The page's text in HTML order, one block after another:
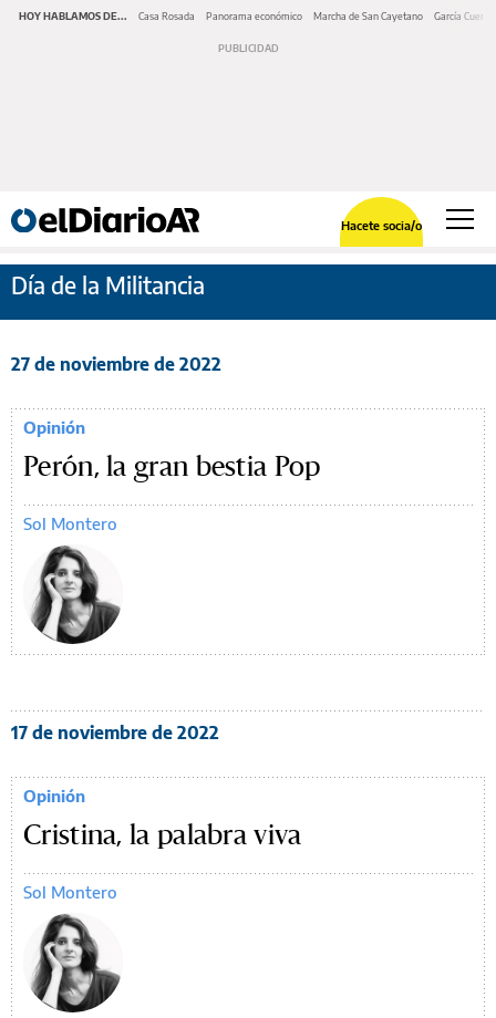
HOY HABLAMOS DE... Casa Rosada Panorama económico Marcha de San Cayetano García Cuerva
Hacete socia/o
Día de la Militancia
27 de noviembre de 2022
Opinión
Perón, la gran bestia Pop
Sol Montero
17 de noviembre de 2022
Opinión
Cristina, la palabra viva
Sol Montero